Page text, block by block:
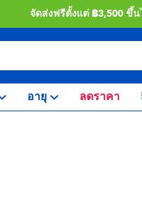
จัดส่งฟรีตั้งแต่ ฿3,500 ขึ้น
อายุ ลดราคา